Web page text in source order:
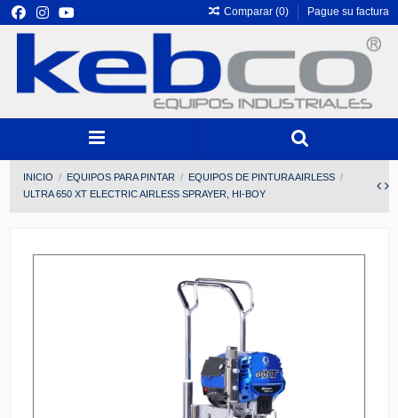
Comparar (0) Pague su factura
INICIO EQUIPOS PARA PINTAR
EQUIPOS DE PINTURA AIRLESS
ULTRA 650 XT ELECTRIC AIRLESS SPRAYER, HI-BOY